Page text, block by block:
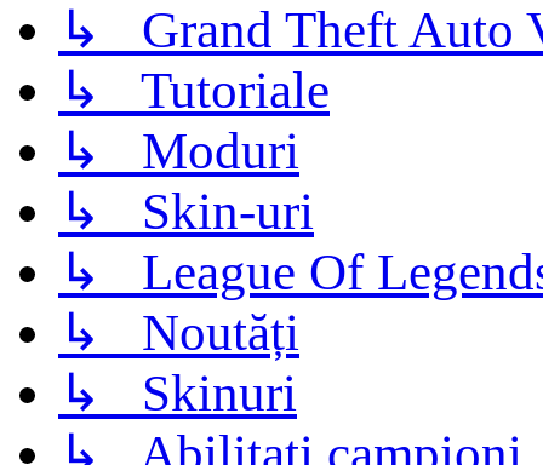
↳ Grand Theft Auto
↳ Tutoriale
↳ Moduri
↳ Skin-uri
↳ League Of
↳ Noutăți
↳ Skinuri
↳ Abilitati campioni